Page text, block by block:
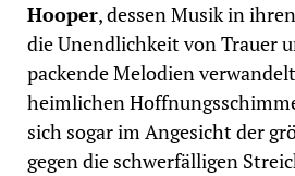
Hooper, dessen Musik in
die Unendlichkeit von Trauer
packende Melodien
heimlichen
sich sogar im Angesicht der
gegen die schwerfälligen